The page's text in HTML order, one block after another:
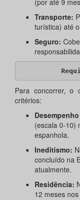
(por até 9
Transporte:
turística) até
Seguro:
Para concorrer, o
critérios:
(escala 0-10)
espanhola.
Ineditismo:
concluído na
atualmente.
Residência:
12 meses